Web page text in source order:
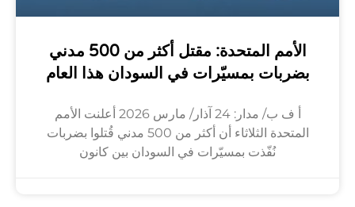
الأمم المتحدة: مقتل أكثر من 500 مدني
بضربات بمسيّرات في السودان هذا العام
أ ف ب/ مدار: 24 آذار/ مارس 2026 أعلنت الأمم
المتحدة الثلاثاء أن أكثر من 500 مدني قُتلوا بضربات
نُفّذت بمسيّرات في السودان بين كانون